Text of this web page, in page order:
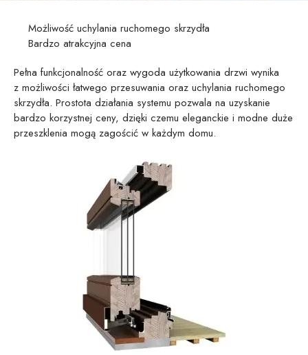
Możliwość uchylania ruchomego skrzydła
Bardzo atrakcyjna cena
Pełna funkcjonalność oraz wygoda użytkowania drzwi wynika
z możliwości łatwego przesuwania oraz uchylania ruchomego
skrzydła. Prostota działania systemu pozwala na uzyskanie
bardzo korzystnej ceny, dzięki czemu eleganckie i modne duże
przeszklenia mogą zagościć w każdym domu.